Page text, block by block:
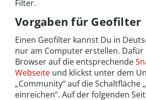
Filter.
Vorgaben für Geofilter
Einen Geofilter kannst Du in
nur am Computer erstellen. Dafür
Browser auf die entsprechende
Webseite und klickst unter dem
„Community“ auf die Schaltfläche
einreichen“. Auf der folgenden